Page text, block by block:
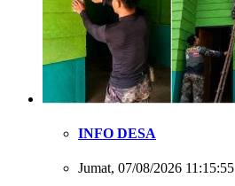
INFO DESA
Jumat, 07/08/2026 11:15:55